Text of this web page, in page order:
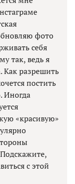
фото
себя
так, ведь я
Как разрешить
постить
Иногда
«красивую»
с этой